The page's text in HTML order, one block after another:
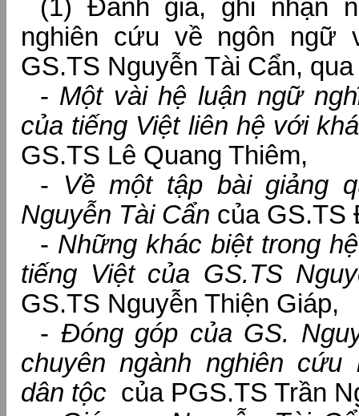
(1) Đánh giá, ghi nhận
nghiên cứu về ngôn ngữ
GS.TS Nguyễn Tài Cẩn,
- Một vài hệ luận ngữ
của tiếng Việt liên hệ với
GS.TS Lê Quang Thiêm,
- Về một tập bài giảng
Nguyễn Tài Cẩn của
- Những khác biệt trong
tiếng Việt của GS.TS
GS.TS Nguyễn Thiện Giáp,
- Đóng góp của GS.
chuyên ngành nghiên
dân tộc của PGS.TS Trần